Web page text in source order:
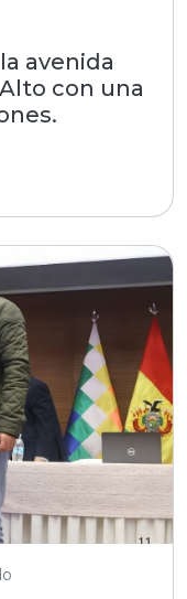
avenida
con una